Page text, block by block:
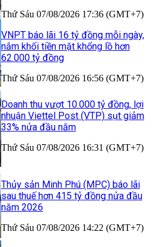
Thứ Sáu 07/08/2026 17:36 (GMT+7)
VNPT báo lãi 16 tỷ đồng mỗi ngày,
nắm khối tiền mặt khổng lồ hơn
62.000 tỷ đồng
Thứ Sáu 07/08/2026 16:56 (GMT+7)
Doanh thu vượt 10.000 tỷ đồng, lợi
nhuận Viettel Post (VTP) sụt giảm
33% nửa đầu năm
Thứ Sáu 07/08/2026 16:31 (GMT+7)
Thủy sản Minh Phú (MPC) báo lãi
sau thuế hơn 415 tỷ đồng nửa đầu
năm 2026
Thứ Sáu 07/08/2026 14:22 (GMT+7)